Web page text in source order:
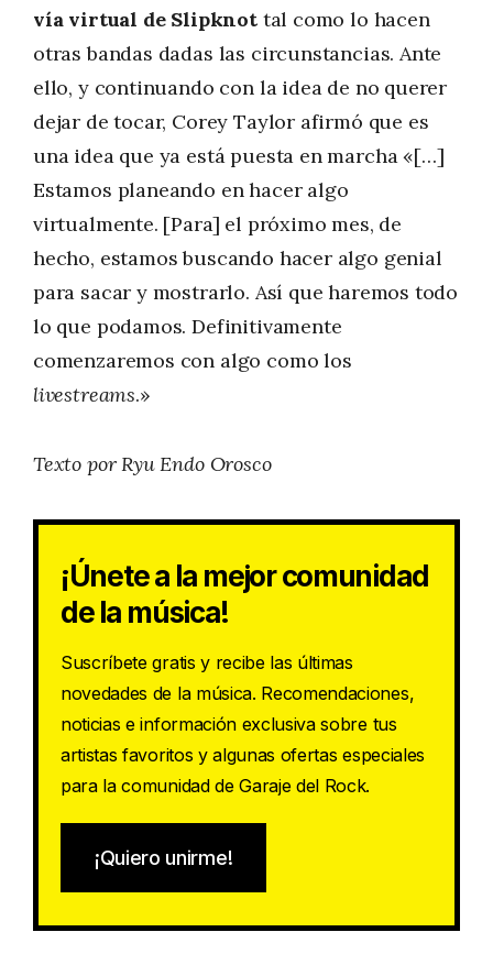
vía virtual de Slipknot tal como lo hacen
otras bandas dadas las circunstancias. Ante
ello, y continuando con la idea de no querer
dejar de tocar, Corey Taylor afirmó que es
una idea que ya está puesta en marcha «[…]
Estamos planeando en hacer algo
virtualmente. [Para] el próximo mes, de
hecho, estamos buscando hacer algo genial
para sacar y mostrarlo. Así que haremos todo
lo que podamos. Definitivamente
comenzaremos con algo como los
livestreams.»
Texto por Ryu Endo Orosco
¡Únete a la mejor comunidad
de la música!
Suscríbete gratis y recibe las últimas
novedades de la música. Recomendaciones,
noticias e información exclusiva sobre tus
artistas favoritos y algunas ofertas especiales
para la comunidad de Garaje del Rock.
¡Quiero unirme!